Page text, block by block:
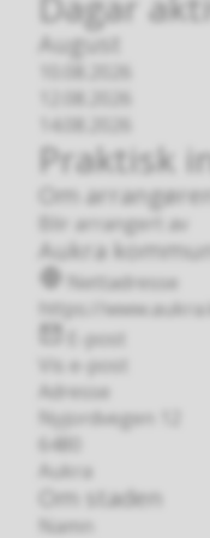
August
10.08.2026
12.08.2026
14.08.2026
Praktisk
Om
Blir arrangert av
Aukra
Nettadresse
https://
E-post
Vis e-post
Adresse
Nyjordvegen 12
6480
Aukra
Om staden
Namn